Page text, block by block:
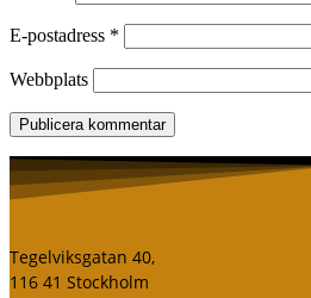
E-postadress *
Webbplats
Tegelviksgatan 40,
116 41 Stockholm